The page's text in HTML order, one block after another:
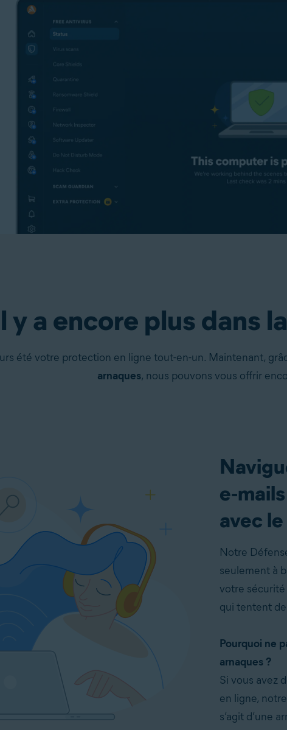
y a encore plus dans
été votre protection en ligne tout-en-un. Maintenant,
arnaques, nous pouvons vous offrir
avec
Notre
seulement à
votre
qui tentent
Pourquoi ne
arnaques ?
Si vous avez
en ligne,
s’agit d’une